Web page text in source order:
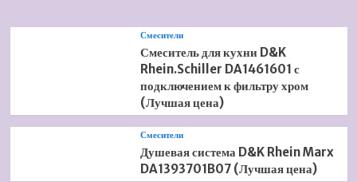
Смесители
Смеситель для кухни D&K
Rhein.Schiller DA1461601 с
подключением к фильтру хром
(Лучшая цена)
Смесители
Душевая система D&K Rhein Marx
DA1393701B07 (Лучшая цена)